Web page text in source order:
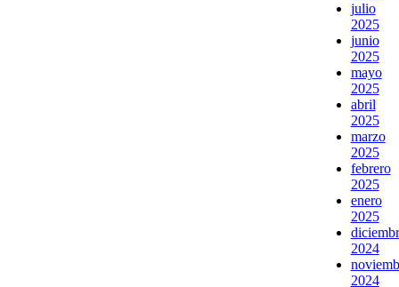
julio
2025
junio
2025
mayo
2025
abril
2025
marzo
2025
febrero
2025
enero
2025
2024
2024